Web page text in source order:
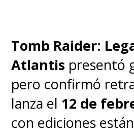
Tomb Raider:
Atlantis presentó
pero confirmó
lanza el 12 de
con ediciones